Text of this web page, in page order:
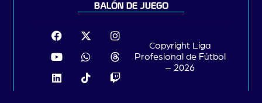
BALÓN DE JUEGO
Copyright Liga
Profesional de Fútbol
– 2026